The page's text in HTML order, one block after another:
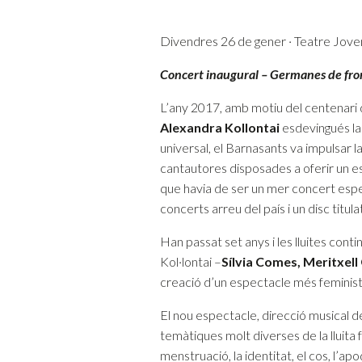
Divendres 26 de gener · Teatre
Concert inaugural – Germanes de
L’any 2017, amb motiu del
Alexandra Kollontai esdevingués
universal, el Barnasants va impulsar
cantautores disposades a oferir un
que havia de ser un mer concert
concerts arreu del país i un disc
Han passat set anys i les lluites
Kol·lontai –Sílvia Comes, Meritxell
creació d’un espectacle més
El nou espectacle, direcció musical
temàtiques molt diverses de la lluita
menstruació, la identitat, el cos,